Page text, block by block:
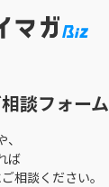
談フォーム
ば
相談ください。